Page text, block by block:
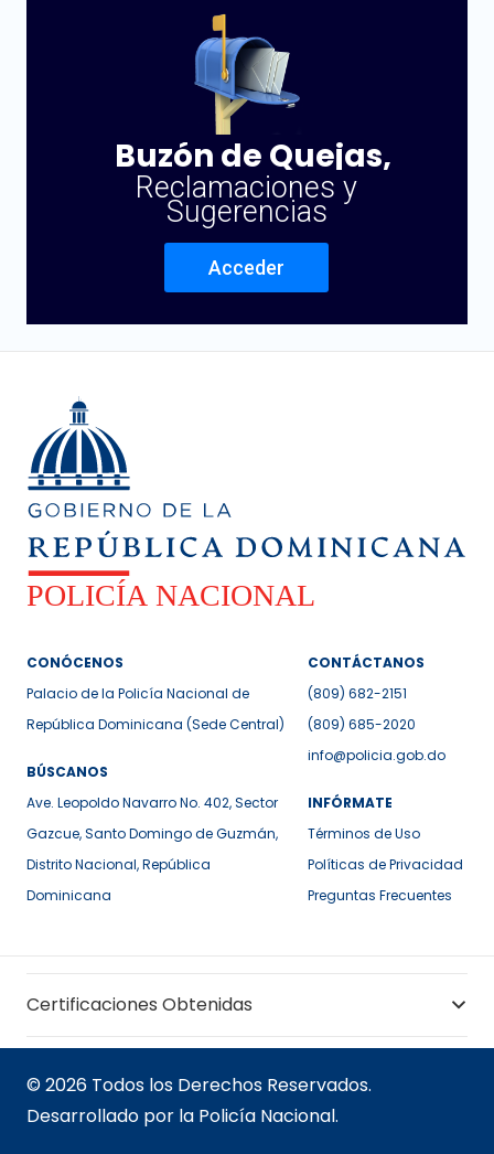
Buzón de Quejas,
Reclamaciones y
Sugerencias
Acceder
CONÓCENOS
Palacio de la Policía Nacional de
República Dominicana (Sede Central)
BÚSCANOS
Ave. Leopoldo Navarro No. 402, Sector
Gazcue, Santo Domingo de Guzmán,
Distrito Nacional, República
Dominicana
CONTÁCTANOS
(809) 682-2151
(809) 685-2020
info@policia.gob.do
INFÓRMATE
Términos de Uso
Políticas de Privacidad
Preguntas Frecuentes
Certificaciones Obtenidas
© 2026 Todos los Derechos Reservados.
Desarrollado por la Policía Nacional.